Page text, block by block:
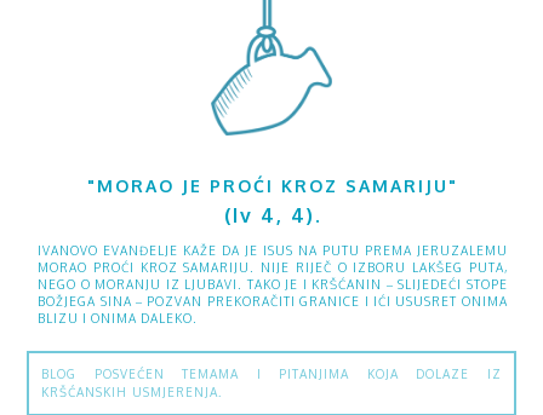
"MORAO JE PROĆI KROZ SAMARIJU"
(Iv 4, 4).
IVANOVO EVANĐELJE KAŽE DA JE ISUS NA PUTU PREMA JERUZALEMU
MORAO PROĆI KROZ SAMARIJU. NIJE RIJEČ O IZBORU LAKŠEG PUTA,
NEGO O MORANJU IZ LJUBAVI. TAKO JE I KRŠĆANIN – SLIJEDEĆI STOPE
BOŽJEGA SINA – POZVAN PREKORAČITI GRANICE I IĆI USUSRET ONIMA
BLIZU I ONIMA DALEKO.
BLOG POSVEĆEN TEMAMA I PITANJIMA KOJA DOLAZE IZ
KRŠĆANSKIH USMJERENJA.